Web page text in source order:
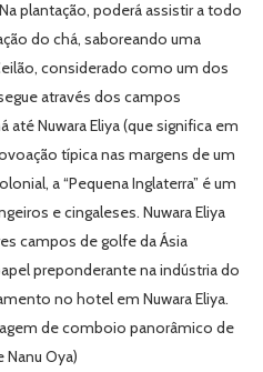
plantação, poderá assistir a todo
do chá, saboreando uma
considerado como um dos
através dos campos
Nuwara Eliya (que significa em
típica nas margens de um
a “Pequena Inglaterra” é um
e cingaleses. Nuwara Eliya
campos de golfe da Ásia
preponderante na indústria do
no hotel em Nuwara Eliya.
de comboio panorâmico de
Nanu Oya)